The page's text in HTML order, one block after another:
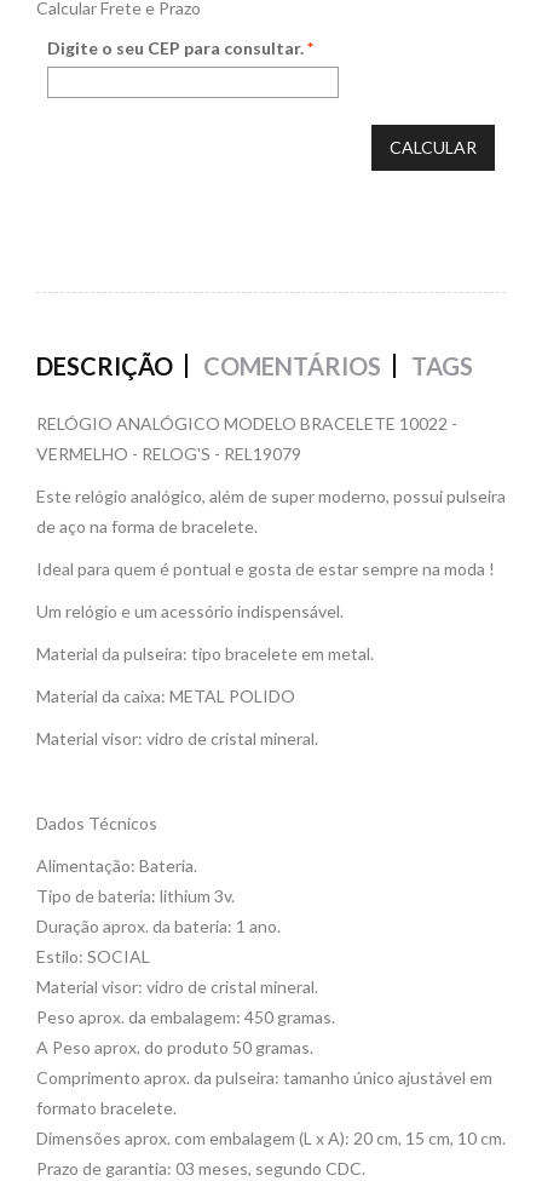
Calcular Frete e Prazo
*
Digite o seu CEP para consultar.
CALCULAR
DESCRIÇÃO COMENTÁRIOS TAGS
RELÓGIO ANALÓGICO MODELO BRACELETE 10022 -
VERMELHO - RELOG'S - REL19079
Este relógio analógico, além de super moderno, possui pulseira
de aço na forma de bracelete.
Ideal para quem é pontual e gosta de estar sempre na moda !
Um relógio e um acessório indispensável.
Material da pulseira: tipo bracelete em metal.
Material da caixa: METAL POLIDO
Material visor: vidro de cristal mineral.
Dados Técnicos
Alimentação: Bateria.
Tipo de bateria: lithium 3v.
Duração aprox. da bateria: 1 ano.
Estilo: SOCIAL
Material visor: vidro de cristal mineral.
Peso aprox. da embalagem: 450 gramas.
A Peso aprox. do produto 50 gramas.
Comprimento aprox. da pulseira: tamanho único ajustável em
formato bracelete.
Dimensões aprox. com embalagem (L x A): 20 cm, 15 cm, 10 cm.
Prazo de garantia: 03 meses, segundo CDC.